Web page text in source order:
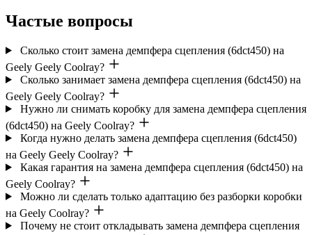
Частые вопросы
Сколько стоит замена демпфера сцепления (6dct450) на
Geely Geely Coolray?
Сколько занимает замена демпфера сцепления (6dct450) на
Geely Geely Coolray?
Нужно ли снимать коробку для замена демпфера сцепления
(6dct450) на Geely Coolray?
Когда нужно делать замена демпфера сцепления (6dct450)
на Geely Geely Coolray?
Какая гарантия на замена демпфера сцепления (6dct450) на
Geely Coolray?
Можно ли сделать только адаптацию без разборки коробки
на Geely Coolray?
Почему не стоит откладывать замена демпфера сцепления